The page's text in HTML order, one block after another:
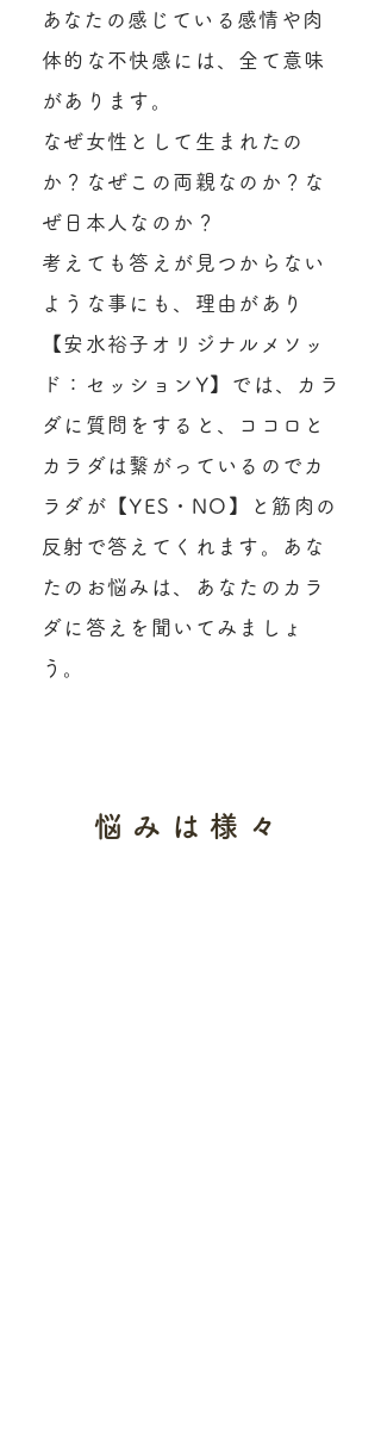
​あなたの感じている感情や肉
体的な不快感には、全て意味
があります。
なぜ女性として生まれたの
か？なぜこの両親なのか？な
ぜ日本人なのか？
考えても答えが見つからない
ような事にも、理由があり
【安水裕子オリジナルメソッ
ド：セッションY】では、カラ
ダに質問をすると、ココロと
カラダは繋がっているのでカ
ラダが【YES・NO】と筋肉の
反射で答えてくれます。あな
たのお悩みは、あなたのカラ
ダに答えを聞いてみましょ
う。
悩みは様々